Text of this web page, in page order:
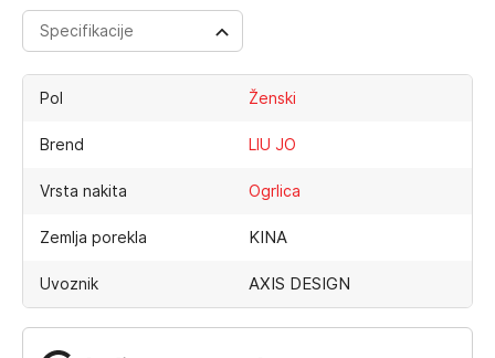
Specifikacije
Pol Ženski
Brend LIU JO
Vrsta nakita Ogrlica
Zemlja porekla KINA
Uvoznik AXIS DESIGN